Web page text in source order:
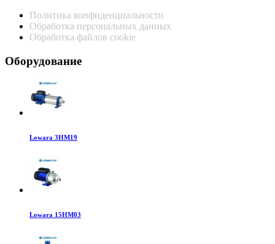
Политика конфиденциальности
Обработка персональных данных
Обработка файлов cookie
Оборудование
Lowara 3HM19
Lowara 15HM03